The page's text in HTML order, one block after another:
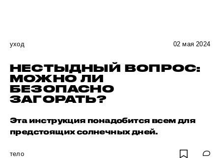
уход 02 мая 2024
НЕСТЫДНЫЙ ВОПРОС:
МОЖНО ЛИ
БЕЗОПАСНО
ЗАГОРАТЬ?
Эта инструкция понадобится всем для
предстоящих солнечных дней.
тело